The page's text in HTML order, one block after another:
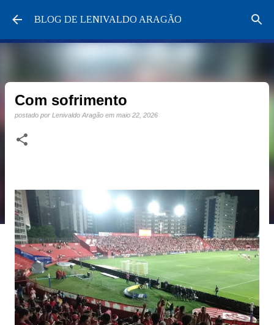
Pular para o conteúdo principal
BLOG DE LENIVALDO ARAGÃO
Com sofrimento
postado por Lenivaldo Aragão em maio 22, 2026